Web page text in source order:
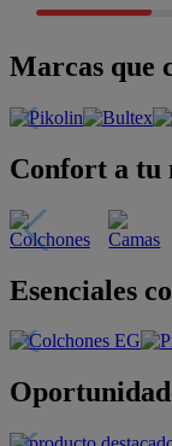
Marcas que
Confort a tu
Esenciales